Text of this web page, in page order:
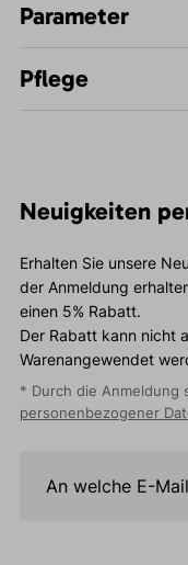
Parameter
Pflege
Neuigkeiten
Erhalten Sie unsere
der Anmeldung
einen 5% Rabatt.
Der Rabatt kann nicht
Warenangewendet
* Durch die Anmeldung
personenbezogener